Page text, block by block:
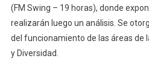
(FM Swing – 19 horas), donde
realizarán luego un análisis. Se
del funcionamiento de las áreas de
y Diversidad.